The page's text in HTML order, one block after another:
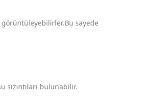
görüntüleyebilirler.Bu sayede
sızıntıları bulunabilir.